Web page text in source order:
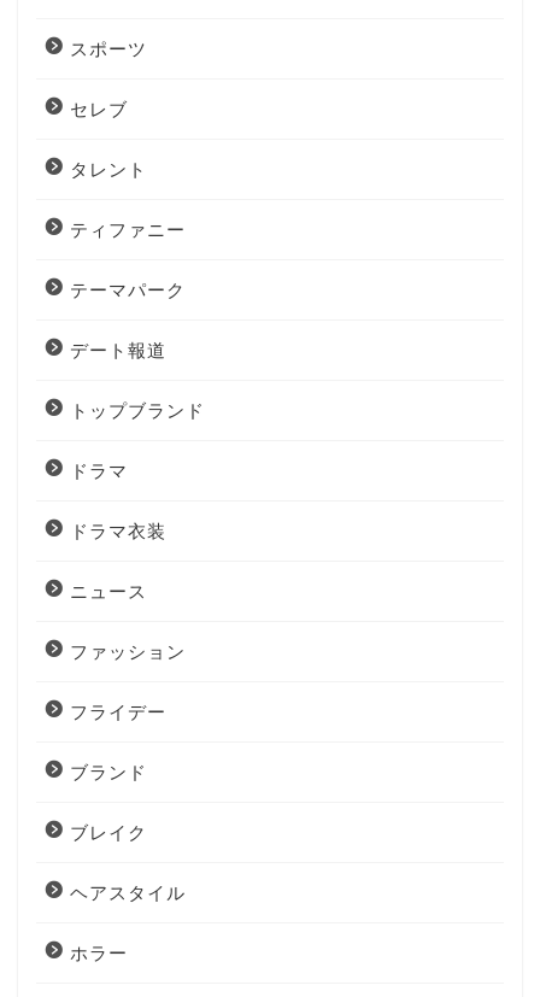
スポーツ
セレブ
タレント
ティファニー
テーマパーク
デート報道
トップブランド
ドラマ
ドラマ衣装
ニュース
ファッション
フライデー
ブランド
ブレイク
ヘアスタイル
ホラー